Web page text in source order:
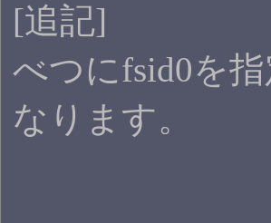
[追記]
べつにfsid0を
なります。